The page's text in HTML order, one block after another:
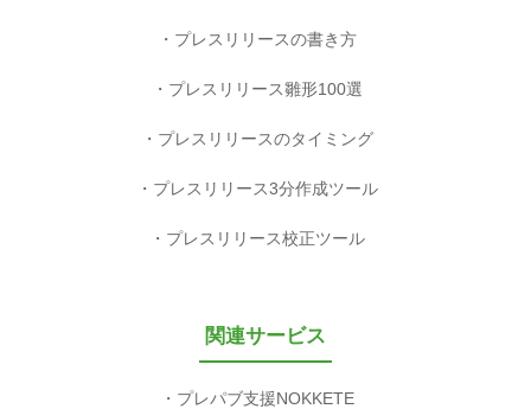
プレスリリースの書き方
プレスリリース雛形100選
プレスリリースのタイミング
プレスリリース3分作成ツール
プレスリリース校正ツール
関連サービス
プレパブ支援NOKKETE